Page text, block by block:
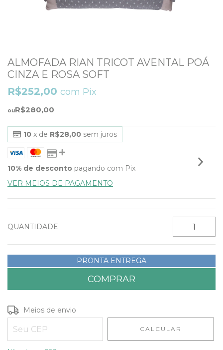
ALMOFADA RIAN TRICOT AVENTAL POÁ
CINZA E ROSA SOFT
R$280,00
R$252,00 com Pix
10 x de R$28,00 sem juros
10% de desconto pagando com Pix
VER MEIOS DE PAGAMENTO
QUANTIDADE
PRONTA ENTREGA
Entregas para o CEP:
Meios de envio
CALCULAR